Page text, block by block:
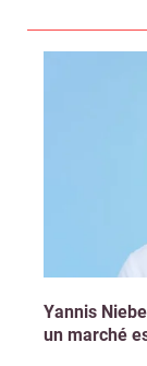
Yannis
un marché